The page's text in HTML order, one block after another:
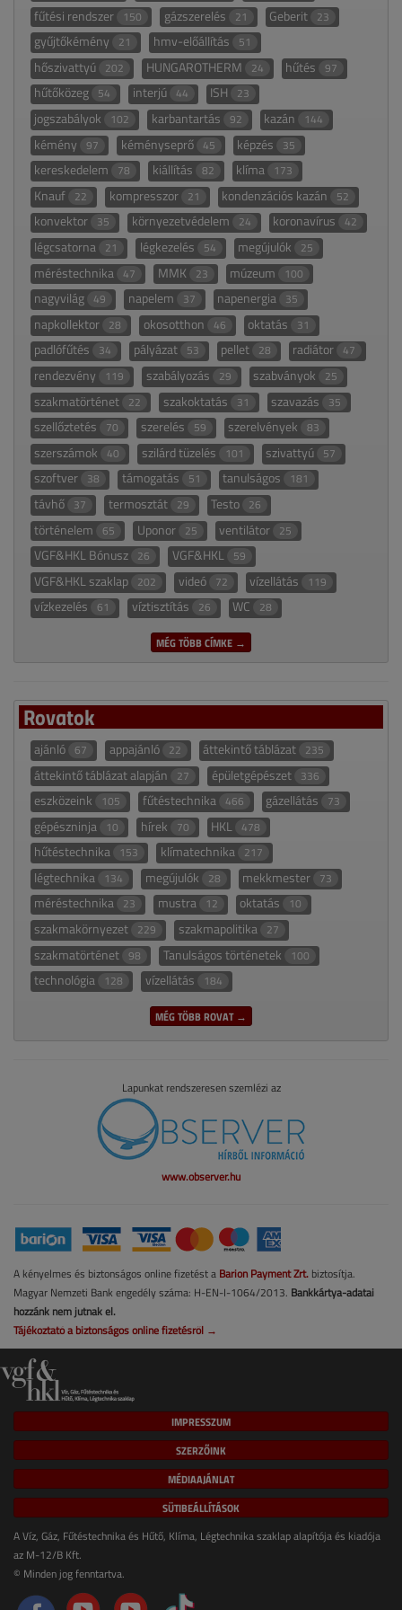
fűtési rendszer 150 gázszerelés 21 Geberit 23
gyűjtőkémény 21 hmv-előállítás 51
hőszivattyú 202 HUNGAROTHERM 24 hűtés 97
hűtőközeg 54 interjú 44 ISH 23
jogszabályok 102 karbantartás 92 kazán 144
kémény 97 kéményseprő 45 képzés 35
kereskedelem 78 kiállítás 82 klíma 173
Knauf 22 kompresszor 21 kondenzációs kazán 52
konvektor 35 környezetvédelem 24 koronavírus 42
légcsatorna 21 légkezelés 54 megújulók 25
méréstechnika 47 MMK 23 múzeum 100
nagyvilág 49 napelem 37 napenergia 35
napkollektor 28 okosotthon 46 oktatás 31
padlófűtés 34 pályázat 53 pellet 28 radiátor 47
rendezvény 119 szabályozás 29 szabványok 25
szakmatörténet 22 szakoktatás 31 szavazás 35
szellőztetés 70 szerelés 59 szerelvények 83
szerszámok 40 szilárd tüzelés 101 szivattyú 57
szoftver 38 támogatás 51 tanulságos 181
távhő 37 termosztát 29 Testo 26
történelem 65 Uponor 25 ventilátor 25
VGF&HKL Bónusz 26 VGF&HKL 59
VGF&HKL szaklap 202 videó 72 vízellátás 119
vízkezelés 61 víztisztítás 26 WC 28
MÉG TÖBB CÍMKE →
Rovatok
ajánló 67 appajánló 22 áttekintő táblázat 235
áttekintő táblázat alapján 27 épületgépészet 336
eszközeink 105 fűtéstechnika 466 gázellátás 73
gépészninja 10 hírek 70 HKL 478
hűtéstechnika 153 klímatechnika 217
légtechnika 134 megújulók 28 mekkmester 73
méréstechnika 23 mustra 12 oktatás 10
szakmakörnyezet 229 szakmapolitika 27
szakmatörténet 98 Tanulságos történetek 100
technológia 128 vízellátás 184
MÉG TÖBB ROVAT →
Lapunkat rendszeresen szemlézi az
www.observer.hu
A kényelmes és biztonságos online fizetést a Barion Payment Zrt. biztosítja.
Magyar Nemzeti Bank engedély száma: H-EN-I-1064/2013. Bankkártya-adatai
hozzánk nem jutnak el.
Tájékoztató a biztonságos online fizetésről →
IMPRESSZUM
SZERZŐINK
MÉDIAAJÁNLAT
SÜTIBEÁLLÍTÁSOK
A Víz, Gáz, Fűtéstechnika és Hűtő, Klíma, Légtechnika szaklap alapítója és kiadója
az M-12/B Kft.
© Minden jog fenntartva.